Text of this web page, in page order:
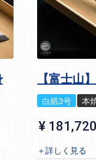
【富士山
白紙3号 本
¥ 181,720
＋詳しく見る